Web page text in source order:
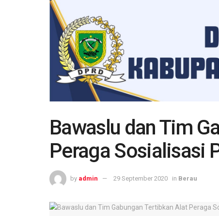
Bawaslu dan Tim
Peraga Sosialisasi
by admin 29 September 2020 in Berau